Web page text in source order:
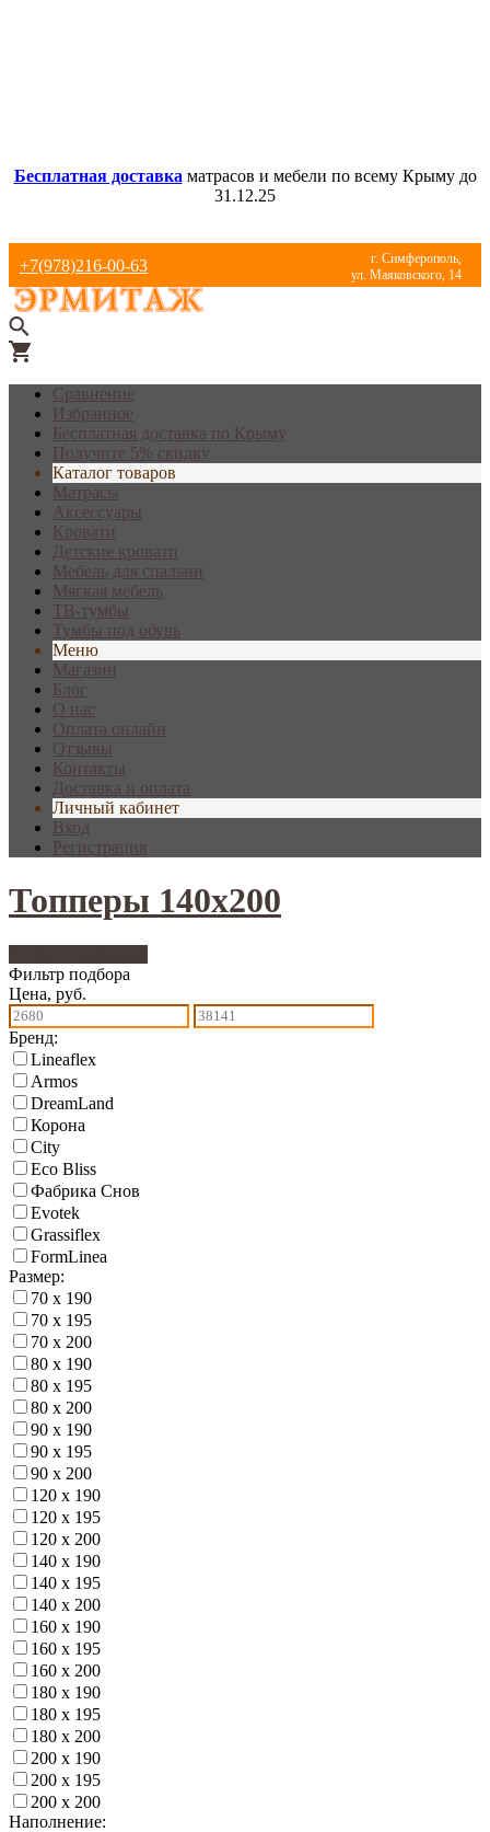
Бесплатная доставка матрасов и мебели по всему Крыму до
31.12.25
+7(978)216-00-63
г. Симферополь,
ул. Маяковского, 14
Сравнение
Избранное
Бесплатная доставка по Крыму
Получите 5% скидку
Каталог товаров
Матрасы
Аксессуары
Кровати
Детские кровати
Мебель для спальни
Мягкая мебель
ТВ-тумбы
Тумбы под обувь
Меню
Магазин
Блог
О нас
Оплата онлайн
Отзывы
Контакты
Доставка и оплата
Личный кабинет
Вход
Регистрация
Топперы 140х200
Фильтр подбора
Цена, руб.
Бренд:
Lineaflex
Armos
DreamLand
Корона
City
Eco Bliss
Фабрика Снов
Еvotek
Grassiflex
FormLinea
Размер:
70 х 190
70 х 195
70 х 200
80 х 190
80 х 195
80 х 200
90 х 190
90 х 195
90 х 200
120 х 190
120 х 195
120 х 200
140 х 190
140 х 195
140 х 200
160 х 190
160 х 195
160 х 200
180 х 190
180 х 195
180 х 200
200 х 190
200 х 195
200 х 200
Наполнение: